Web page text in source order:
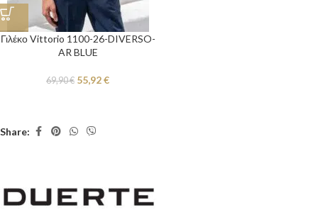
Γιλέκο Vittorio 1100-26-DIVERSO-
AR BLUE
69,90€ 55,92€
Share: